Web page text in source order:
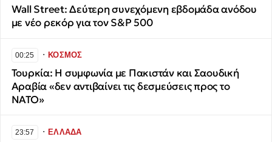
Wall Street: Δεύτερη συνεχόμενη εβδομάδα ανόδου
με νέο ρεκόρ για τον S&P 500
00:25 ∙ΚΟΣΜΟΣ
Τουρκία: Η συμφωνία με Πακιστάν και Σαουδική
Αραβία «δεν αντιβαίνει τις δεσμεύσεις προς το
ΝΑΤΟ»
23:57 ∙ΕΛΛΑΔΑ